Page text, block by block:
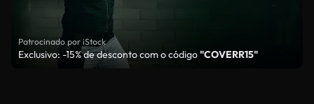
Patrocinado por iStock
Exclusivo: -15% de desconto com o código"COVERR15"